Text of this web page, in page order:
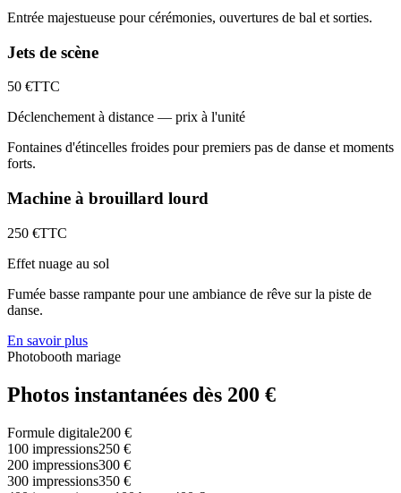
Entrée majestueuse pour cérémonies, ouvertures de bal et sorties.
Jets de scène
50 €TTC
Déclenchement à distance — prix à l'unité
Fontaines d'étincelles froides pour premiers pas de danse et moments
forts.
Machine à brouillard lourd
250 €TTC
Effet nuage au sol
Fumée basse rampante pour une ambiance de rêve sur la piste de
danse.
En savoir plus
Photobooth mariage
Photos instantanées dès 200 €
Formule digitale200 €
100 impressions250 €
200 impressions300 €
300 impressions350 €